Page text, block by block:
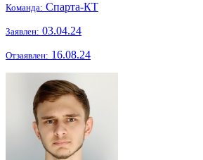
Команда: Спарта-КТ
Заявлен: 03.04.24
Отзаявлен: 16.08.24